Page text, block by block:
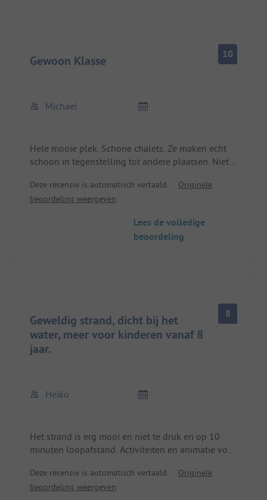
Gewoon Klasse 10
Michael
Hele mooie plek. Schone chalets. Ze maken echt
schoon in tegenstelling tot andere plaatsen. Niet
personeel. Supermarkt Spar met goed assortiment.
Snackbar met lekkere frietjes. Schone sanitaire
Als het vol is waarschijnlijk te weinig. De receptie
verdient een groot compliment!!! We komen zeker
Deze recensie is automatisch vertaald.
Originele
beoordeling weergeven
Lees de volledige
beoordeling
Geweldig strand, dicht bij het
water, meer voor kinderen vanaf 8
jaar.
8
Heiko
Het strand is erg mooi en niet te druk en op 10
minuten loopafstand. Activiteiten en animatie voor
dicht bij een doorgaande weg, waardoor er een
zekere mate van constant lawaai is.
Deze recensie is automatisch vertaald.
Originele
beoordeling weergeven